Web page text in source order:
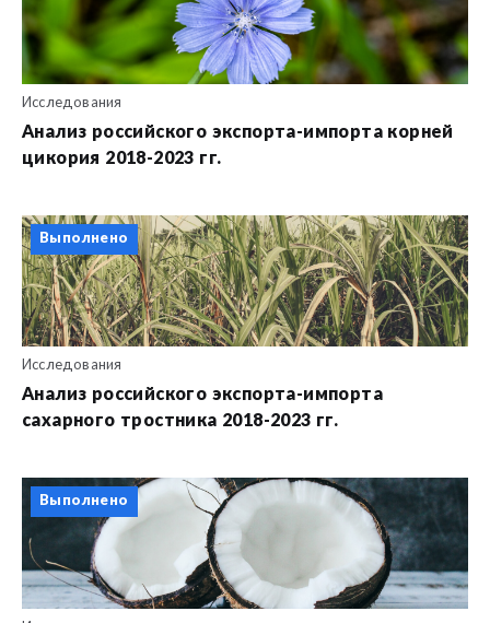
Исследования
Анализ российского экспорта-импорта корней
цикория 2018-2023 гг.
Выполнено
Исследования
Анализ российского экспорта-импорта
сахарного тростника 2018-2023 гг.
Выполнено